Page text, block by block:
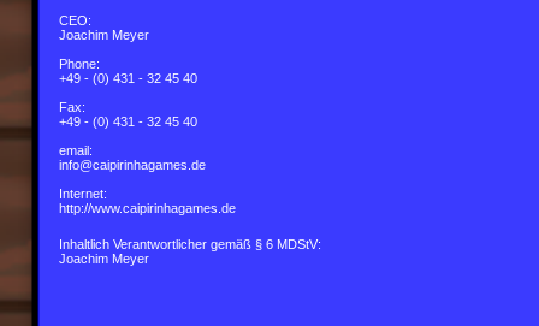
CEO:
Joachim Meyer
Phone:
+49 - (0) 431 - 32 45 40
Fax:
+49 - (0) 431 - 32 45 40
email:
info@caipirinhagames.de
Internet:
http://www.caipirinhagames.de
Inhaltlich Verantwortlicher gemäß § 6 MDStV:
Joachim Meyer